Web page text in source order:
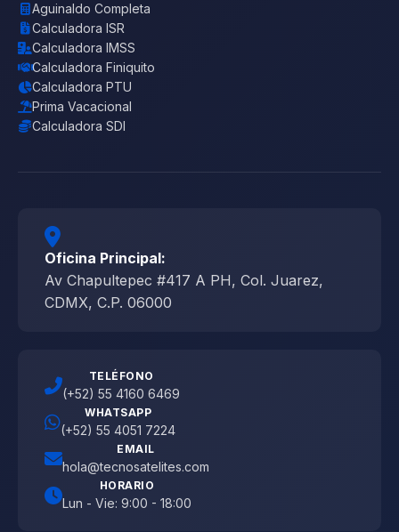
Aguinaldo Completa
Calculadora ISR
Calculadora IMSS
Calculadora Finiquito
Calculadora PTU
Prima Vacacional
Calculadora SDI
Oficina Principal:
Av Chapultepec #417 A PH, Col. Juarez,
CDMX, C.P. 06000
TELÉFONO
(+52) 55 4160 6469
WHATSAPP
(+52) 55 4051 7224
EMAIL
hola@tecnosatelites.com
HORARIO
Lun - Vie: 9:00 - 18:00